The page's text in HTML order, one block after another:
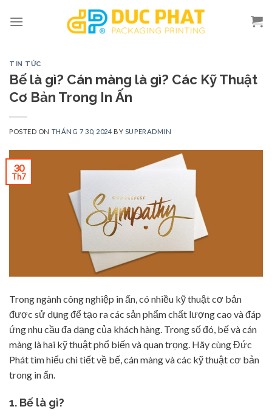
TIN TỨC
Bế là gì? Cán màng là gì? Các Kỹ Thuật
Cơ Bản Trong In Ấn
POSTED ON THÁNG 7 30, 2024 BY SUPERADMIN
30
Th7
Trong ngành công nghiệp in ấn, có nhiều kỹ thuật cơ bản
được sử dụng để tạo ra các sản phẩm chất lượng cao và đáp
ứng nhu cầu đa dạng của khách hàng. Trong số đó, bế và cán
màng là hai kỹ thuật phổ biến và quan trọng. Hãy cùng Đức
Phát tìm hiểu chi tiết về bế, cán màng và các kỹ thuật cơ bản
trong in ấn.
1. Bế là gì?